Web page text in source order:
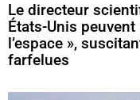
Le directeur
États-Unis
l’espace »,
farfelues